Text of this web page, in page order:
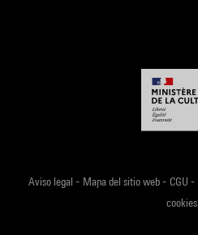
Aviso legal - Mapa del sitio web- CGU -
cookies